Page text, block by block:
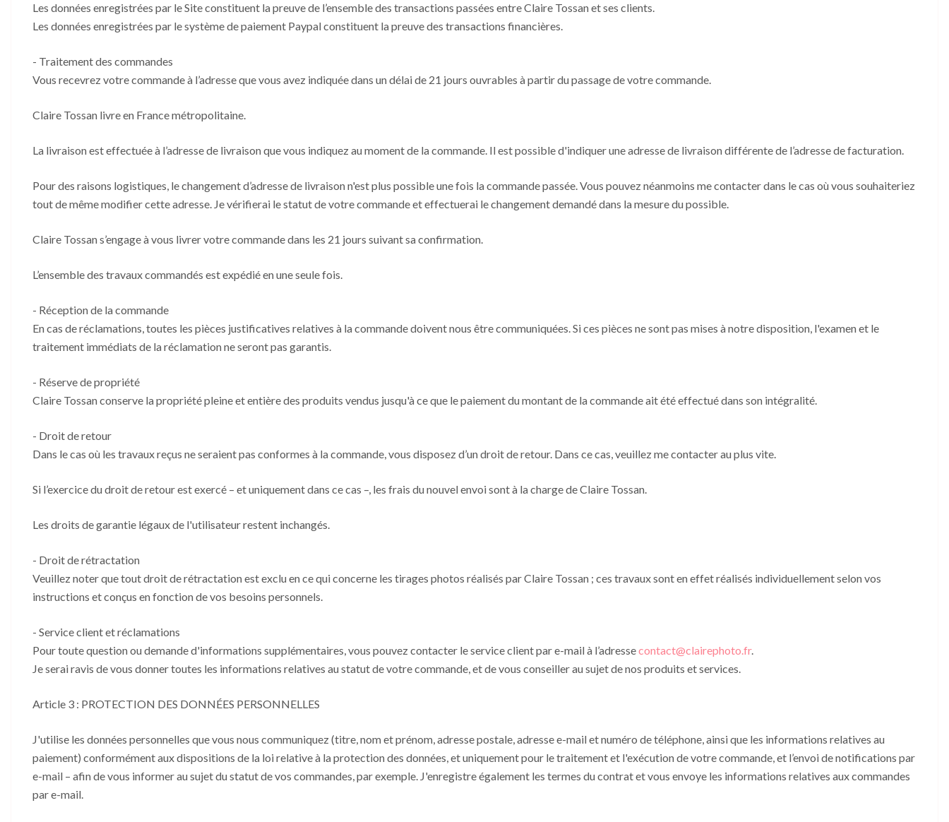
Les données enregistrées par le Site constituent la preuve de l’ensemble des transactions passées entre Claire Tossan et ses clients.
Les données enregistrées par le système de paiement Paypal constituent la preuve des transactions financières.
- Traitement des commandes
Vous recevrez votre commande à l’adresse que vous avez indiquée dans un délai de 21 jours ouvrables à partir du passage de votre commande.
Claire Tossan livre en France métropolitaine.
La livraison est effectuée à l’adresse de livraison que vous indiquez au moment de la commande. Il est possible d'indiquer une adresse de livraison différente de l’adresse de facturation.
Pour des raisons logistiques, le changement d’adresse de livraison n'est plus possible une fois la commande passée. Vous pouvez néanmoins me contacter dans le cas où vous souhaiteriez
tout de même modifier cette adresse. Je vérifierai le statut de votre commande et effectuerai le changement demandé dans la mesure du possible.
Claire Tossan s’engage à vous livrer votre commande dans les 21 jours suivant sa confirmation.
L’ensemble des travaux commandés est expédié en une seule fois.
- Réception de la commande
En cas de réclamations, toutes les pièces justificatives relatives à la commande doivent nous être communiquées. Si ces pièces ne sont pas mises à notre disposition, l'examen et le
traitement immédiats de la réclamation ne seront pas garantis.
- Réserve de propriété
Claire Tossan conserve la propriété pleine et entière des produits vendus jusqu'à ce que le paiement du montant de la commande ait été effectué dans son intégralité.
- Droit de retour
Dans le cas où les travaux reçus ne seraient pas conformes à la commande, vous disposez d’un droit de retour. Dans ce cas, veuillez me contacter au plus vite.
Si l’exercice du droit de retour est exercé – et uniquement dans ce cas –, les frais du nouvel envoi sont à la charge de Claire Tossan.
Les droits de garantie légaux de l'utilisateur restent inchangés.
- Droit de rétractation
Veuillez noter que tout droit de rétractation est exclu en ce qui concerne les tirages photos réalisés par Claire Tossan ; ces travaux sont en effet réalisés individuellement selon vos
instructions et conçus en fonction de vos besoins personnels.
- Service client et réclamations
Pour toute question ou demande d'informations supplémentaires, vous pouvez contacter le service client par e-mail à l’adressecontact@clairephoto.fr.
Je serai ravis de vous donner toutes les informations relatives au statut de votre commande, et de vous conseiller au sujet de nos produits et services.
Article 3 : PROTECTION DES DONNÉES PERSONNELLES
J'utilise les données personnelles que vous nous communiquez (titre, nom et prénom, adresse postale, adresse e-mail et numéro de téléphone, ainsi que les informations relatives au
paiement) conformément aux dispositions de la loi relative à la protection des données, et uniquement pour le traitement et l'exécution de votre commande, et l’envoi de notifications par
e-mail – afin de vous informer au sujet du statut de vos commandes, par exemple. J'enregistre également les termes du contrat et vous envoye les informations relatives aux commandes
par e-mail.